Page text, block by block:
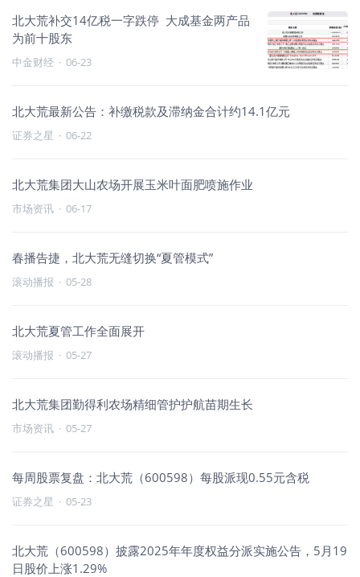
北大荒补交14亿税一字跌停 大成基金两产品
为前十股东
中金财经 · 06-23
北大荒最新公告：补缴税款及滞纳金合计约14.1亿元
证券之星 · 06-22
北大荒集团大山农场开展玉米叶面肥喷施作业
市场资讯 · 06-17
春播告捷，北大荒无缝切换“夏管模式”
滚动播报 · 05-28
北大荒夏管工作全面展开
滚动播报 · 05-27
北大荒集团勤得利农场精细管护护航苗期生长
市场资讯 · 05-27
每周股票复盘：北大荒（600598）每股派现0.55元含税
证券之星 · 05-23
北大荒（600598）披露2025年年度权益分派实施公告，5月19
日股价上涨1.29%